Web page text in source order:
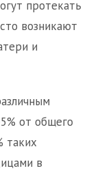
протекать
возникают
и
от общего
таких
в